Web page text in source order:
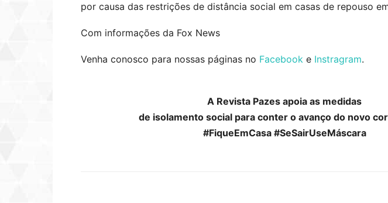
por causa das restrições de distância social em casas de repouso
Com informações da Fox News
Venha conosco para nossas páginas no Facebook e Instragram.
A Revista Pazes apoia as medidas
de isolamento social para conter o avanço do novo
#FiqueEmCasa #SeSairUseMáscara